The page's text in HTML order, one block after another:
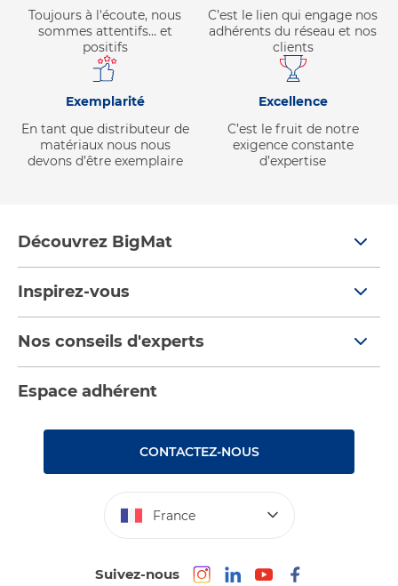
Toujours à l'écoute, nous
sommes attentifs… et
positifs
C’est le lien qui engage nos
adhérents du réseau et nos
clients
Exemplarité
En tant que distributeur de
matériaux nous nous
devons d’être exemplaire
Excellence
C’est le fruit de notre
exigence constante
d’expertise
Découvrez BigMat
Devenez adhérent
Les Bâtisseurs du Sport
Inspirez-vous
Nos catalogues
Rencontres
Nos conseils d'experts
Espace adhérent
CONTACTEZ-NOUS
France
Suivez-nous